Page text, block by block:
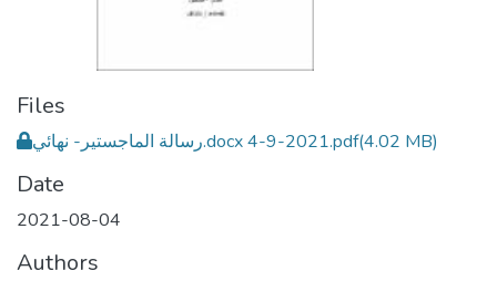
Files
رسالة الماجستير- نهائي.docx 4-9-2021.pdf(4.02 MB)
Date
2021-08-04
Authors